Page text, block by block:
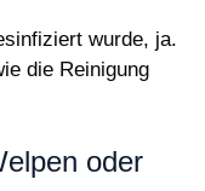
wurde, ja.
die Reinigung
oder